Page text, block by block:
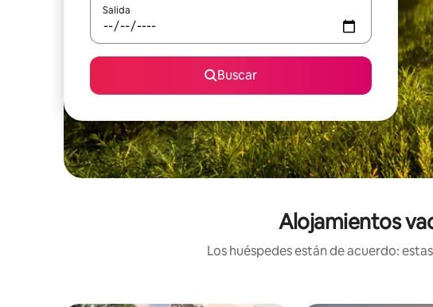
Salida
Buscar
Alojamientos
Los huéspedes están de acuerdo: